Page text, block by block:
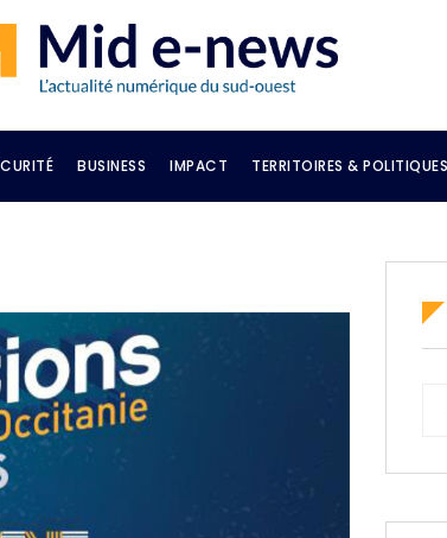
BUSINESS IMPACT TERRITOIRES &